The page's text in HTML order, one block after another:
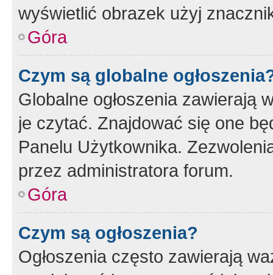
wyświetlić obrazek użyj
Góra
Czym są globalne
Globalne ogłoszenia zawierają
je czytać. Znajdować się one
Panelu Użytkownika.
przez administratora forum.
Góra
Czym są ogłoszenia?
Ogłoszenia często zawierają